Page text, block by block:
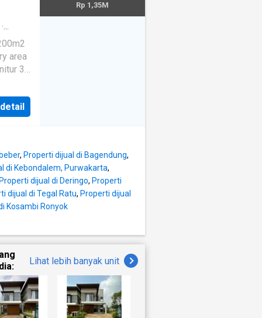
·
3
Rp 1,35M
, Properti dijual di Bagendung,
di Kebondalem, Purwakarta,
Properti dijual di Deringo, Properti
dijual di Tegal Ratu, Properti dijual
Kosambi Ronyok
Lihat lebih banyak unit